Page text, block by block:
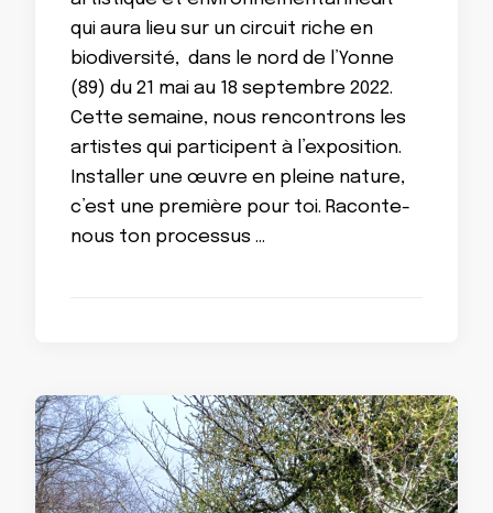
qui aura lieu sur un circuit riche en
biodiversité, dans le nord de l’Yonne
(89) du 21 mai au 18 septembre 2022.
Cette semaine, nous rencontrons les
artistes qui participent à l’exposition.
Installer une œuvre en pleine nature,
c’est une première pour toi. Raconte-
nous ton processus …